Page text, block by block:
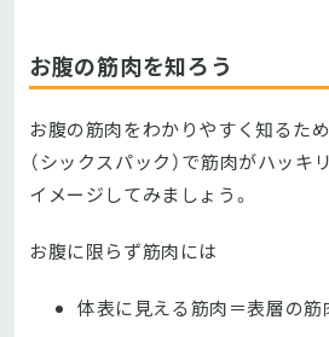
お腹の筋肉を知ろう
お腹の筋肉をわかりやすく知るた
（シックスパック）で筋肉がハッキ
イメージしてみましょう。
お腹に限らず筋肉には
体表に見える筋肉＝表層の筋